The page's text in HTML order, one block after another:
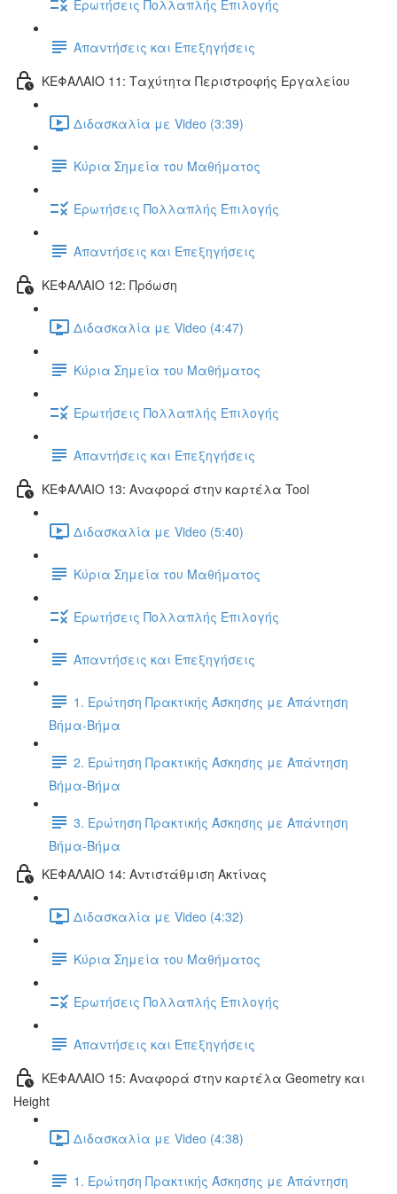
Ερωτήσεις Πολλαπλής Επιλογής
Απαντήσεις και Επεξηγήσεις
ΚΕΦΑΛΑΙΟ 11: Ταχύτητα Περιστροφής Εργαλείου
Διδασκαλία με Video (3:39)
Κύρια Σημεία του Μαθήματος
Ερωτήσεις Πολλαπλής Επιλογής
Απαντήσεις και Επεξηγήσεις
ΚΕΦΑΛΑΙΟ 12: Πρόωση
Διδασκαλία με Video (4:47)
Κύρια Σημεία του Μαθήματος
Ερωτήσεις Πολλαπλής Επιλογής
Απαντήσεις και Επεξηγήσεις
ΚΕΦΑΛΑΙΟ 13: Αναφορά στην καρτέλα Tool
Διδασκαλία με Video (5:40)
Κύρια Σημεία του Μαθήματος
Ερωτήσεις Πολλαπλής Επιλογής
Απαντήσεις και Επεξηγήσεις
1. Ερώτηση Πρακτικής Άσκησης με Απάντηση
Βήμα-Βήμα
2. Ερώτηση Πρακτικής Άσκησης με Απάντηση
Βήμα-Βήμα
3. Ερώτηση Πρακτικής Άσκησης με Απάντηση
Βήμα-Βήμα
ΚΕΦΑΛΑΙΟ 14: Αντιστάθμιση Ακτίνας
Διδασκαλία με Video (4:32)
Κύρια Σημεία του Μαθήματος
Ερωτήσεις Πολλαπλής Επιλογής
Απαντήσεις και Επεξηγήσεις
ΚΕΦΑΛΑΙΟ 15: Αναφορά στην καρτέλα Geometry και
Height
Διδασκαλία με Video (4:38)
1. Ερώτηση Πρακτικής Άσκησης με Απάντηση